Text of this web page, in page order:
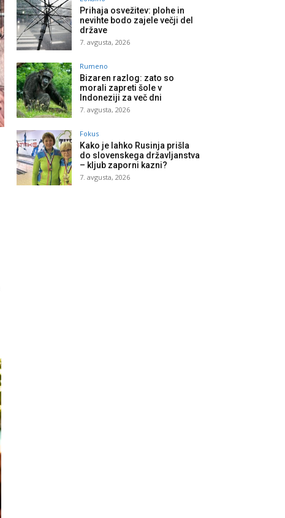
Prihaja osvežitev: plohe in
nevihte bodo zajele večji del
države
7. avgusta, 2026
Rumeno
Bizaren razlog: zato so
morali zapreti šole v
Indoneziji za več dni
7. avgusta, 2026
Fokus
Kako je lahko Rusinja prišla
do slovenskega državljanstva
– kljub zaporni kazni?
7. avgusta, 2026